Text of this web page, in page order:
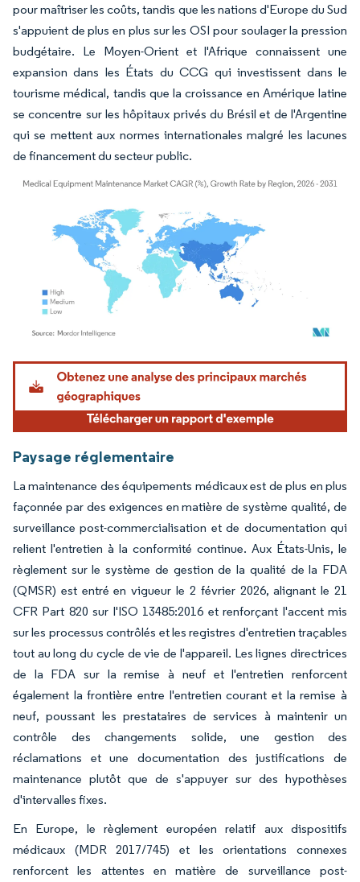
pour maîtriser les coûts, tandis que les nations d'Europe du Sud
s'appuient de plus en plus sur les OSI pour soulager la pression
budgétaire. Le Moyen-Orient et l'Afrique connaissent une
expansion dans les États du CCG qui investissent dans le
tourisme médical, tandis que la croissance en Amérique latine
se concentre sur les hôpitaux privés du Brésil et de l'Argentine
qui se mettent aux normes internationales malgré les lacunes
de financement du secteur public.
Image © Mordor Intelligence. La réutilisation nécessite une attribution sous CC BY
Paysage réglementaire
La maintenance des équipements médicaux est de plus en plus
façonnée par des exigences en matière de système qualité, de
surveillance post-commercialisation et de documentation qui
relient l'entretien à la conformité continue. Aux États-Unis, le
règlement sur le système de gestion de la qualité de la FDA
(QMSR) est entré en vigueur le 2 février 2026, alignant le 21
CFR Part 820 sur l'ISO 13485:2016 et renforçant l'accent mis
sur les processus contrôlés et les registres d'entretien traçables
tout au long du cycle de vie de l'appareil. Les lignes directrices
de la FDA sur la remise à neuf et l'entretien renforcent
également la frontière entre l'entretien courant et la remise à
neuf, poussant les prestataires de services à maintenir un
contrôle des changements solide, une gestion des
réclamations et une documentation des justifications de
maintenance plutôt que de s'appuyer sur des hypothèses
d'intervalles fixes.
En Europe, le règlement européen relatif aux dispositifs
médicaux (MDR 2017/745) et les orientations connexes
renforcent les attentes en matière de surveillance post-